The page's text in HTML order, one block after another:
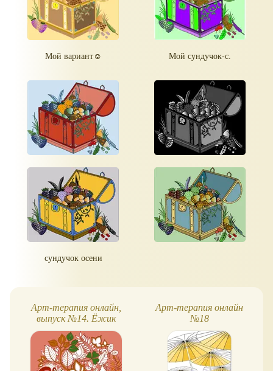
Мой вариант☺ Мой сундучок-с.
сундучок осени
Арт-терапия онлайн,
выпуск №14. Ёжик
Арт-терапия онлайн
№18